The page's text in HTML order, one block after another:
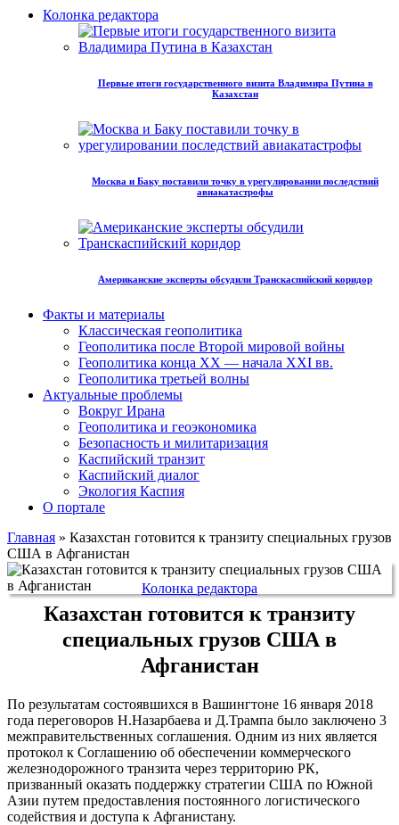
Колонка редактора
Первые итоги государственного визита Владимира Путина в
Казахстан
Москва и Баку поставили точку в урегулировании последствий
авиакатастрофы
Американские эксперты обсудили Транскаспийский коридор
Факты и материалы
Классическая геополитика
Геополитика после Второй мировой войны
Геополитика конца XX — начала XXI вв.
Геополитика третьей волны
Актуальные проблемы
Вокруг Ирана
Геополитика и геоэкономика
Безопасность и милитаризация
Каспийский транзит
Каспийский диалог
Экология Каспия
О портале
Главная » Казахстан готовится к транзиту специальных грузов
США в Афганистан
Колонка редактора
Казахстан готовится к транзиту
специальных грузов США в
Афганистан
По результатам состоявшихся в Вашингтоне 16 января 2018
года переговоров Н.Назарбаева и Д.Трампа было заключено 3
межправительственных соглашения. Одним из них является
протокол к Соглашению об обеспечении коммерческого
железнодорожного транзита через территорию РК,
призванный оказать поддержку стратегии США по Южной
Азии путем предоставления постоянного логистического
содействия и доступа к Афганистану.